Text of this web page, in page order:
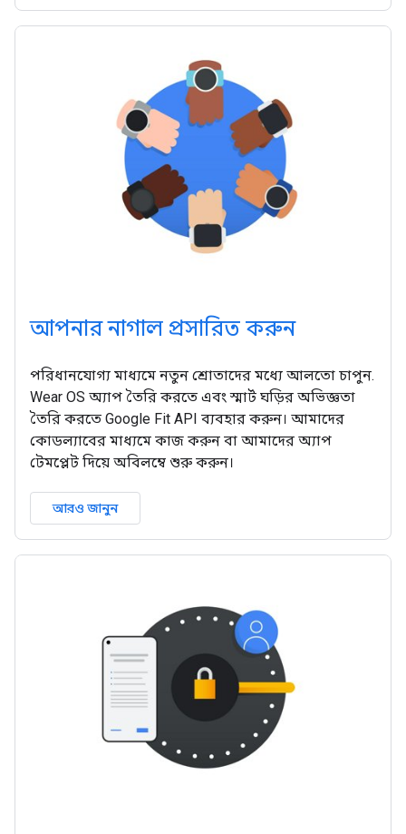
আপনার নাগাল প্রসারিত করুন
পরিধানযোগ্য মাধ্যমে নতুন শ্রোতাদের মধ্যে আলতো চাপুন.
Wear OS অ্যাপ তৈরি করতে এবং স্মার্ট ঘড়ির অভিজ্ঞতা
তৈরি করতে Google Fit API ব্যবহার করুন। আমাদের
কোডল্যাবের মাধ্যমে কাজ করুন বা আমাদের অ্যাপ
টেমপ্লেট দিয়ে অবিলম্বে শুরু করুন।
আরও জানুন